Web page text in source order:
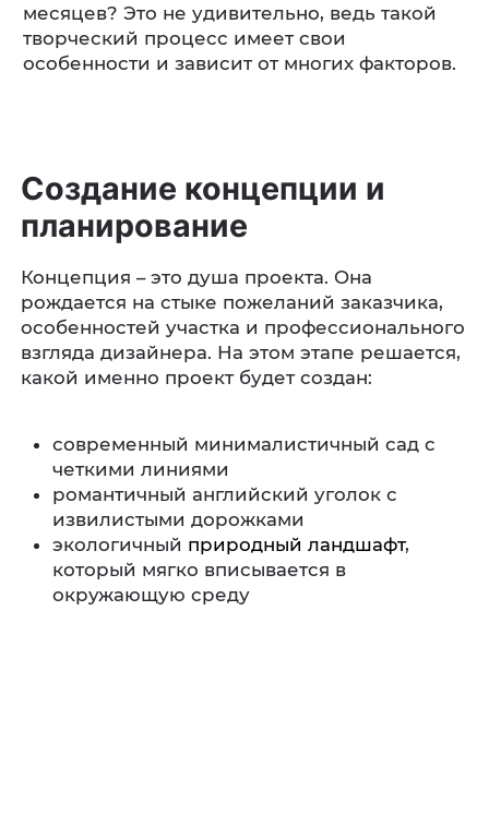
месяцев? Это не удивительно, ведь такой
творческий процесс имеет свои
особенности и зависит от многих факторов.
Создание концепции и
планирование
Концепция – это душа проекта. Она
рождается на стыке пожеланий заказчика,
особенностей участка и профессионального
взгляда дизайнера. На этом этапе решается,
какой именно проект будет создан:
современный минималистичный сад с
четкими линиями
романтичный английский уголок с
извилистыми дорожками
экологичный природный ландшафт,
который мягко вписывается в
окружающую среду